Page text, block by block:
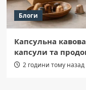
Блоги
Капсульна
капсули та
2 години тому назад